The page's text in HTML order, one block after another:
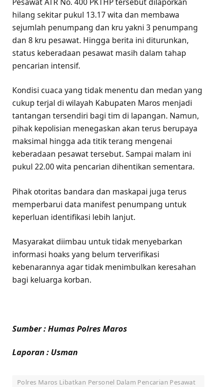
hilang sekitar pukul 13.17 wita dan membawa
sejumlah penumpang dan kru yakni 3 penumpang
dan 8 kru pesawat. Hingga berita ini diturunkan,
status keberadaan pesawat masih dalam tahap
pencarian intensif.
​Kondisi cuaca yang tidak menentu dan medan yang
cukup terjal di wilayah Kabupaten Maros menjadi
tantangan tersendiri bagi tim di lapangan. Namun,
pihak kepolisian menegaskan akan terus berupaya
maksimal hingga ada titik terang mengenai
keberadaan pesawat tersebut. Sampai malam ini
pukul 22.00 wita pencarian dihentikan sementara.
​Pihak otoritas bandara dan maskapai juga terus
memperbarui data manifest penumpang untuk
keperluan identifikasi lebih lanjut.
Masyarakat diimbau untuk tidak menyebarkan
informasi hoaks yang belum terverifikasi
kebenarannya agar tidak menimbulkan keresahan
bagi keluarga korban.
Sumber : Humas Polres Maros
Laporan : Usman
Polres Maros Libatkan Personel Dalam Pencarian Pesawat